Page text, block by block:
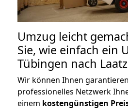
Umzug leicht
Sie, wie einfach ein
Tübingen nach
Wir können Ihnen
professionelles Netzwerk
einem kostengünstigen